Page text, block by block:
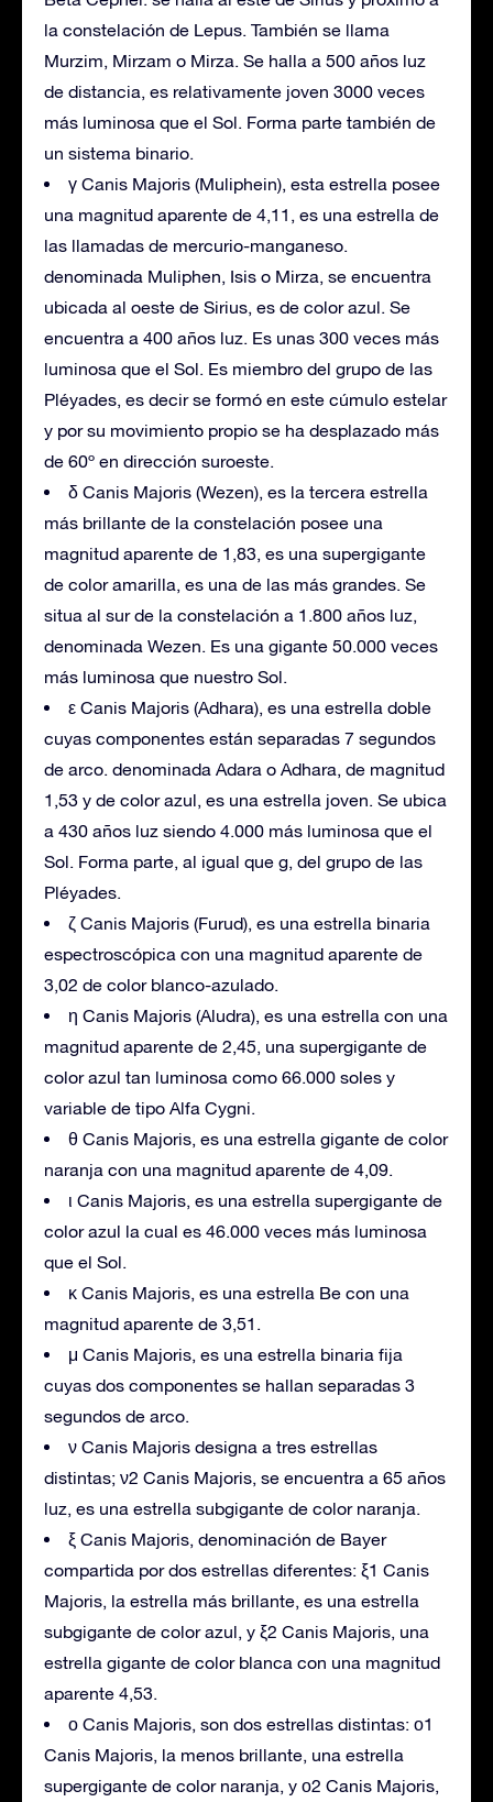
la constelación de Lepus. También se llama
Murzim, Mirzam o Mirza. Se halla a 500 años luz
de distancia, es relativamente joven 3000 veces
más luminosa que el Sol. Forma parte también de
un sistema binario.
γ Canis Majoris (Muliphein), esta estrella posee
una magnitud aparente de 4,11, es una estrella de
las llamadas de mercurio-manganeso.
denominada Muliphen, Isis o Mirza, se encuentra
ubicada al oeste de Sirius, es de color azul. Se
encuentra a 400 años luz. Es unas 300 veces más
luminosa que el Sol. Es miembro del grupo de las
Pléyades, es decir se formó en este cúmulo estelar
y por su movimiento propio se ha desplazado más
de 60º en dirección suroeste.
δ Canis Majoris (Wezen), es la tercera estrella
más brillante de la constelación posee una
magnitud aparente de 1,83, es una supergigante
de color amarilla, es una de las más grandes. Se
situa al sur de la constelación a 1.800 años luz,
denominada Wezen. Es una gigante 50.000 veces
más luminosa que nuestro Sol.
ε Canis Majoris (Adhara), es una estrella doble
cuyas componentes están separadas 7 segundos
de arco. denominada Adara o Adhara, de magnitud
1,53 y de color azul, es una estrella joven. Se ubica
a 430 años luz siendo 4.000 más luminosa que el
Sol. Forma parte, al igual que g, del grupo de las
Pléyades.
ζ Canis Majoris (Furud), es una estrella binaria
espectroscópica con una magnitud aparente de
3,02 de color blanco-azulado.
η Canis Majoris (Aludra), es una estrella con una
magnitud aparente de 2,45, una supergigante de
color azul tan luminosa como 66.000 soles y
variable de tipo Alfa Cygni.
θ Canis Majoris, es una estrella gigante de color
naranja con una magnitud aparente de 4,09.
ι Canis Majoris, es una estrella supergigante de
color azul la cual es 46.000 veces más luminosa
que el Sol.
κ Canis Majoris, es una estrella Be con una
magnitud aparente de 3,51.
μ Canis Majoris, es una estrella binaria fija
cuyas dos componentes se hallan separadas 3
segundos de arco.
ν Canis Majoris designa a tres estrellas
distintas; ν2 Canis Majoris, se encuentra a 65 años
luz, es una estrella subgigante de color naranja.
ξ Canis Majoris, denominación de Bayer
compartida por dos estrellas diferentes: ξ1 Canis
Majoris, la estrella más brillante, es una estrella
subgigante de color azul, y ξ2 Canis Majoris, una
estrella gigante de color blanca con una magnitud
aparente 4,53.
ο Canis Majoris, son dos estrellas distintas: ο1
Canis Majoris, la menos brillante, una estrella
supergigante de color naranja, y ο2 Canis Majoris,